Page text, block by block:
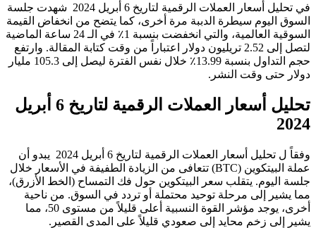
في تحليل أسعار العملات الرقمية لتاريخ 6 أبريل 2024 شهدت جلسة
السوق اليوم سيطرة الدببة مرة أخرى، كما يتضح من انخفاض القيمة
السوقية العالمية، والتي انخفضت بنسبة 1٪ في الـ 24 ساعة الماضية
لتصل إلى 2.52 تريليون دولار اعتباراً من وقت كتابة المقالة. وارتفع
حجم التداول بنسبة 13.99٪ خلال نفس الفترة ليصل إلى 105.3 مليار
دولار حتى وقت النشر.
تحليل أسعار العملات الرقمية لتاريخ 6 أبريل
2024
وفقاً ل تحليل أسعار العملات الرقمية لتاريخ 6 أبريل 2024 يبدو أن
عملة البيتكوين (BTC) تتعافى من الزيادة الطفيفة في الأسعار خلال
جلسة اليوم. يتقلب سعر البيتكوين حول فك التمساح (الخط الأزرق)،
مما يشير إلى مرحلة توحيد محتملة أو تردد في السوق. من ناحية
أخرى، يوجد مؤشر القوة النسبية أعلى قليلاً من مستوى 50، مما
يشير إلى زخم محايد إلى صعودي قليلاً على المدى القصير.